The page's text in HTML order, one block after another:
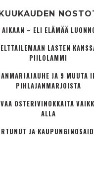
AIKAAN – ELI ELÄMÄÄ
LASTEN
PIILOLAMMI
JA 9 MUUTA
PIHLAJANMARJOISTA
OSTERIVINOKKAITA
ALLA
JA